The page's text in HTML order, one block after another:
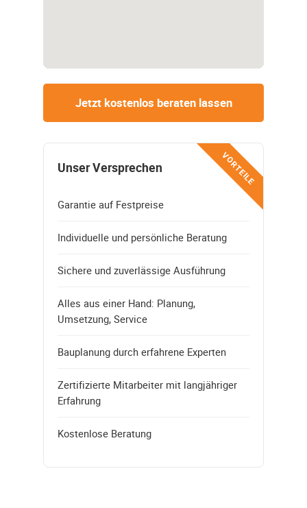
Jetzt kostenlos beraten lassen
VORTEILE
Unser Versprechen
Garantie auf Festpreise
Individuelle und persönliche Beratung
Sichere und zuverlässige Ausführung
Alles aus einer Hand: Planung,
Umsetzung, Service
Bauplanung durch erfahrene Experten
Zertifizierte Mitarbeiter mit langjähriger
Erfahrung
Kostenlose Beratung